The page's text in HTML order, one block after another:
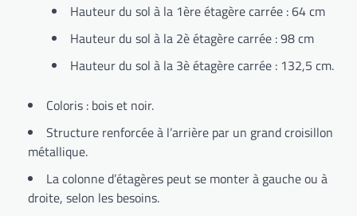
Hauteur du sol à la 1ère étagère carrée : 64 cm
Hauteur du sol à la 2è étagère carrée : 98 cm
Hauteur du sol à la 3è étagère carrée : 132,5 cm.
Coloris : bois et noir.
Structure renforcée à l’arrière par un grand croisillon
métallique.
La colonne d’étagères peut se monter à gauche ou à
droite, selon les besoins.